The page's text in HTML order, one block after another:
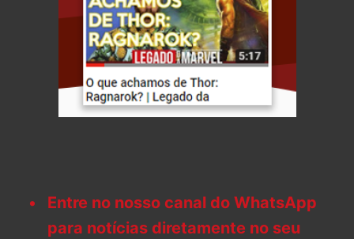
Entre no nosso canal do WhatsApp
para notícias diretamente no seu